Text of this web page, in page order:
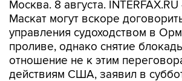
управления судоходством в
проливе, однако снятие
отношение не к этим
действиям США, заявил в
Ирана Аббас Аракчи.